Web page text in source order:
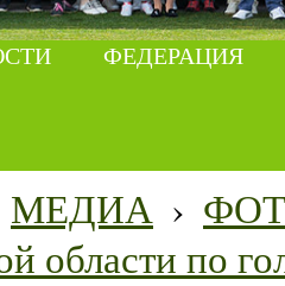
ФЕДЕРАЦИЯ
МЕДИА ›
области по